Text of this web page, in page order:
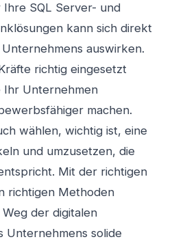
SQL Server- und
kann sich direkt
auswirken.
richtig eingesetzt
Ihr Unternehmen
machen.
wählen, wichtig ist, eine
und umzusetzen, die
Mit der richtigen
richtigen Methoden
der digitalen
Unternehmens solide